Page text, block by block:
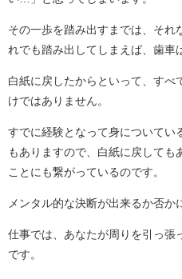
その一歩を踏み出すまでは、それ
れでも踏み出してしまえば、歯車
白紙に戻したからといって、すべ
けではありません。
すでに経験となって身についてい
もありますので、白紙に戻しても
ことにも繋がっているのです。
メンタル的な決断が出来るか否か
仕事では、あなたが周りを引っ張
です。